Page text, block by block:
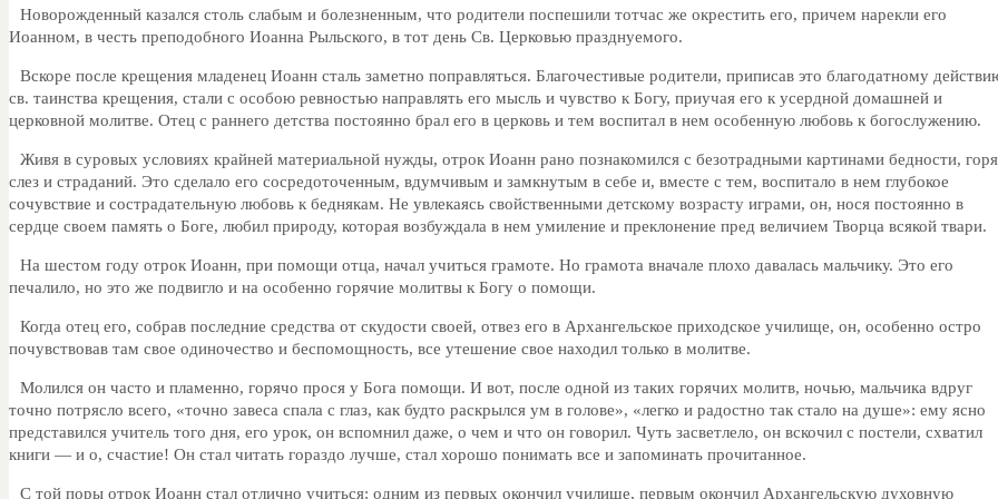
Новорожденный казался столь слабым и болезненным, что родители поспешили тотчас же окрестить его, причем нарекли его
Иоанном, в честь преподобного Иоанна Рыльского, в тот день Св. Церковью празднуемого.
Вскоре после крещения младенец Иоанн сталь заметно поправляться. Благочестивые родители, приписав это благодатному
св. таинства крещения, стали с особою ревностью направлять его мысль и чувство к Богу, приучая его к усердной домашней и
церковной молитве. Отец с раннего детства постоянно брал его в церковь и тем воспитал в нем особенную любовь к богослужению.
Живя в суровых условиях крайней материальной нужды, отрок Иоанн рано познакомился с безотрадными картинами бедности,
слез и страданий. Это сделало его сосредоточенным, вдумчивым и замкнутым в себе и, вместе с тем, воспитало в нем глубокое
сочувствие и сострадательную любовь к беднякам. Не увлекаясь свойственными детскому возрасту играми, он, нося постоянно в
сердце своем память о Боге, любил природу, которая возбуждала в нем умиление и преклонение пред величием Творца всякой твари.
На шестом году отрок Иоанн, при помощи отца, начал учиться грамоте. Но грамота вначале плохо давалась мальчику. Это его
печалило, но это же подвигло и на особенно горячие молитвы к Богу о помощи.
Когда отец его, собрав последние средства от скудости своей, отвез его в Архангельское приходское училище, он, особенно остро
почувствовав там свое одиночество и беспомощность, все утешение свое находил только в молитве.
Молился он часто и пламенно, горячо прося у Бога помощи. И вот, после одной из таких горячих молитв, ночью, мальчика вдруг
точно потрясло всего, «точно завеса спала с глаз, как будто раскрылся ум в голове», «легко и радостно так стало на душе»: ему ясно
представился учитель того дня, его урок, он вспомнил даже, о чем и что он говорил. Чуть засветлело, он вскочил с постели, схватил
книги — и о, счастие! Он стал читать гораздо лучше, стал хорошо понимать все и запоминать прочитанное.
С той поры отрок Иоанн стал отлично учиться: одним из первых окончил училище, первым окончил Архангельскую духовную